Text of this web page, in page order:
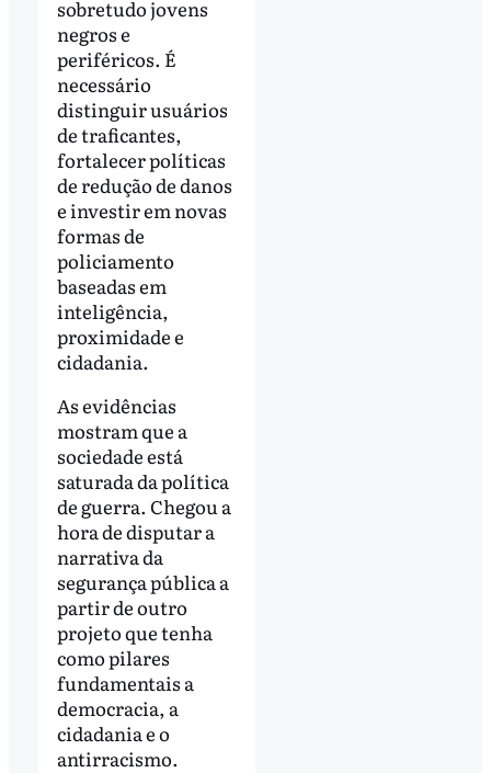
sobretudo jovens
negros e
periféricos. É
necessário
distinguir usuários
de traficantes,
fortalecer políticas
de redução de danos
e investir em novas
formas de
policiamento
baseadas em
inteligência,
proximidade e
cidadania.
As evidências
mostram que a
sociedade está
saturada da política
de guerra. Chegou a
hora de disputar a
narrativa da
segurança pública a
partir de outro
projeto que tenha
como pilares
fundamentais a
democracia, a
cidadania e o
antirracismo.